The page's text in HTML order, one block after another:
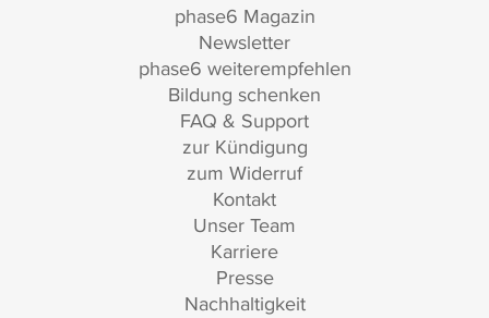
phase6 Magazin
Newsletter
phase6 weiterempfehlen
Bildung schenken
FAQ & Support
zur Kündigung
zum Widerruf
Kontakt
Unser Team
Karriere
Presse
Nachhaltigkeit